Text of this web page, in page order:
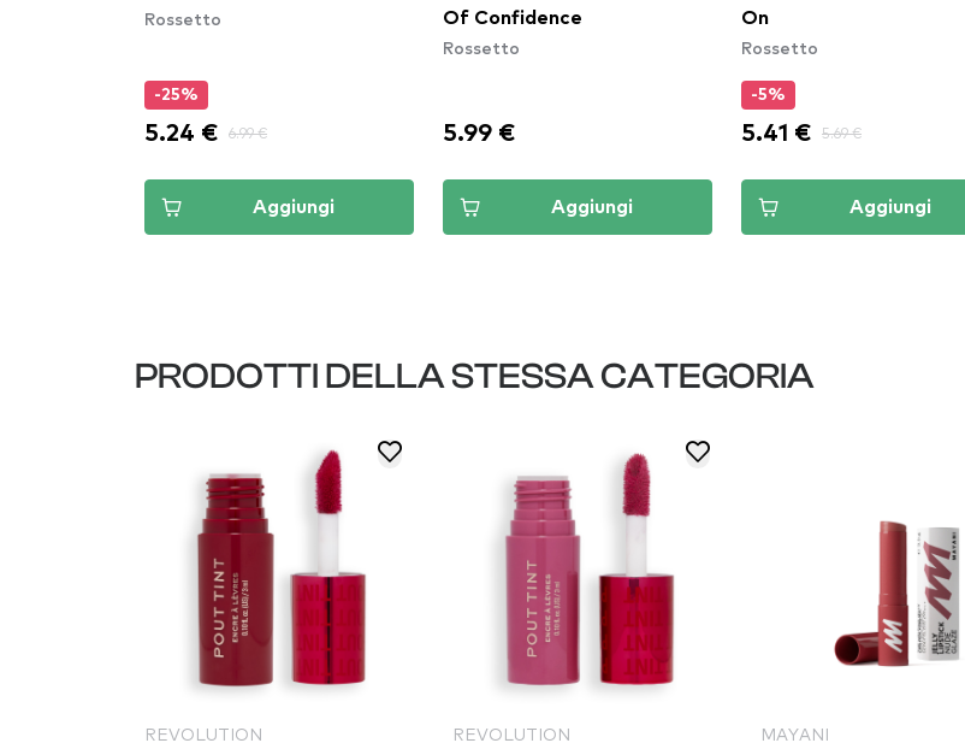
Rossetto
-25%
5.24 € 6.99 €
Aggiungi
Of Confidence
Rossetto
5.99 €
Aggiungi
On
Rossetto
-5%
5.41 € 5.69 €
Aggiungi
PRODOTTI DELLA STESSA CATEGORIA
REVOLUTION REVOLUTION MAYANI